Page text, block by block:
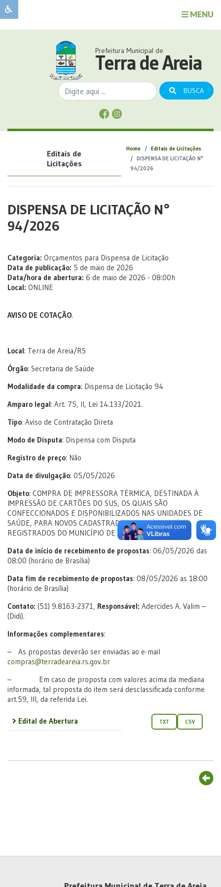
MENU
Sobre
Sobre
Prefeitura Municipal de
Terra de Areia
BUSCA
Editais de
Licitações
Home
Editais de Licitações
DISPENSA DE LICITAÇÃO N°
94/2026
DISPENSA DE LICITAÇÃO N°
94/2026
Categoria: Orçamentos para Dispensa de Licitação
Data de publicação: 5 de maio de 2026
Data/hora de abertura: 6 de maio de 2026 - 08:00h
Local: ONLINE
AVISO DE COTAÇÃO.
Local: Terra de Areia/RS
Órgão: Secretaria de Saúde
Modalidade da compra: Dispensa de Licitação 94
Amparo legal: Art. 75, II, Lei 14.133/2021.
Tipo: Aviso de Contratação Direta
Modo de Disputa: Dispensa com Disputa
Registro de preço: Não
Data de divulgação: 05/05/2026
Objeto: COMPRA DE IMPRESSORA TÉRMICA, DESTINADA À
IMPRESSÃO DE CARTÕES DO SUS, OS QUAIS SÃO
CONFECCIONADOS E DISPONIBILIZADOS NAS UNIDADES DE
SAÚDE, PARA NOVOS CADASTRADOS E USUÁRIOS JÁ
REGISTRADOS DO MUNICÍPIO DE TERRA DE AREIA.
Data de início de recebimento de propostas: 06/05/2026 das
08:00 (horário de Brasília)
Data fim de recebimento de propostas: 08/05/2026 as 18:00
(horário de Brasília)
Contato: (51) 9.8163-2371, Responsável: Adercides A. Valim –
(Didi).
Informações complementares:
– As propostas deverão ser enviadas ao e-mail
compras@terradeareia.rs.gov.br
– Em caso de proposta com valores acima da mediana
informada, tal proposta do item será desclassificada conforme
art.59, III, da referida Lei.
Edital de Abertura TXT CSV